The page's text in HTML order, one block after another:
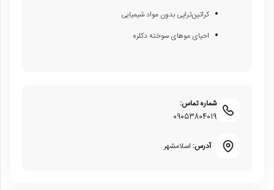
کراتین‌تراپی بدون مواد شیمیایی
احیای موهای سوخته دکلره
شماره تماس:
09053804019
آدرس: اسلامشهر